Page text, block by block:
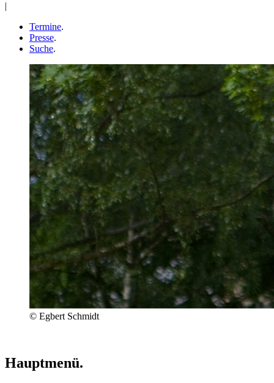
|
Termine.
Presse.
Suche.
© Egbert Schmidt
Hauptmenü.